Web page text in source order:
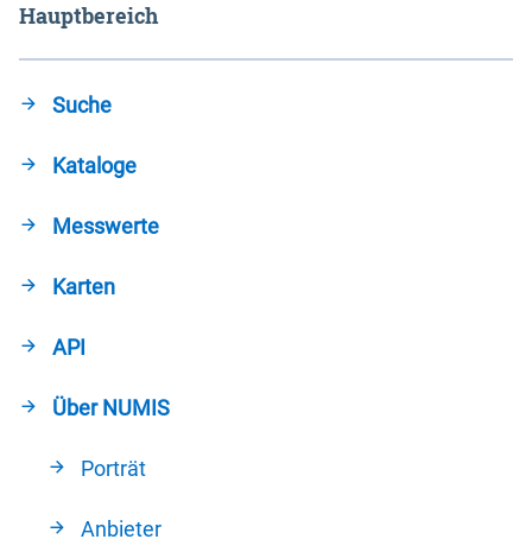
Hauptbereich
Suche
Kataloge
Messwerte
Karten
API
Über NUMIS
Porträt
Anbieter